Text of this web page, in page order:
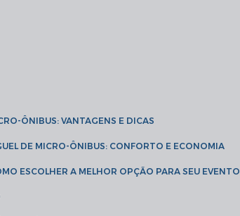
ÔNIBUS: VANTAGENS E DICAS
DE MICRO-ÔNIBUS: CONFORTO E ECONOMIA
ESCOLHER A MELHOR OPÇÃO PARA SEU EVENTO